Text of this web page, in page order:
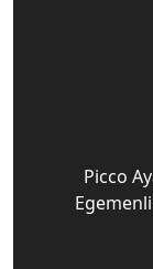
Picco